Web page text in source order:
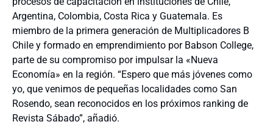
Argentina, Colombia, Costa Rica y Guatemala. Es
miembro de la primera generación de Multiplicadores B
Chile y formado en emprendimiento por Babson College,
parte de su compromiso por impulsar la «Nueva
Economía» en la región. “Espero que más jóvenes como
yo, que venimos de pequeñas localidades como San
Rosendo, sean reconocidos en los próximos ranking de
Revista Sábado”, añadió.